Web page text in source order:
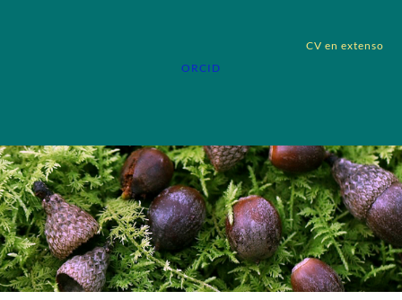
CV en extenso
ORCID